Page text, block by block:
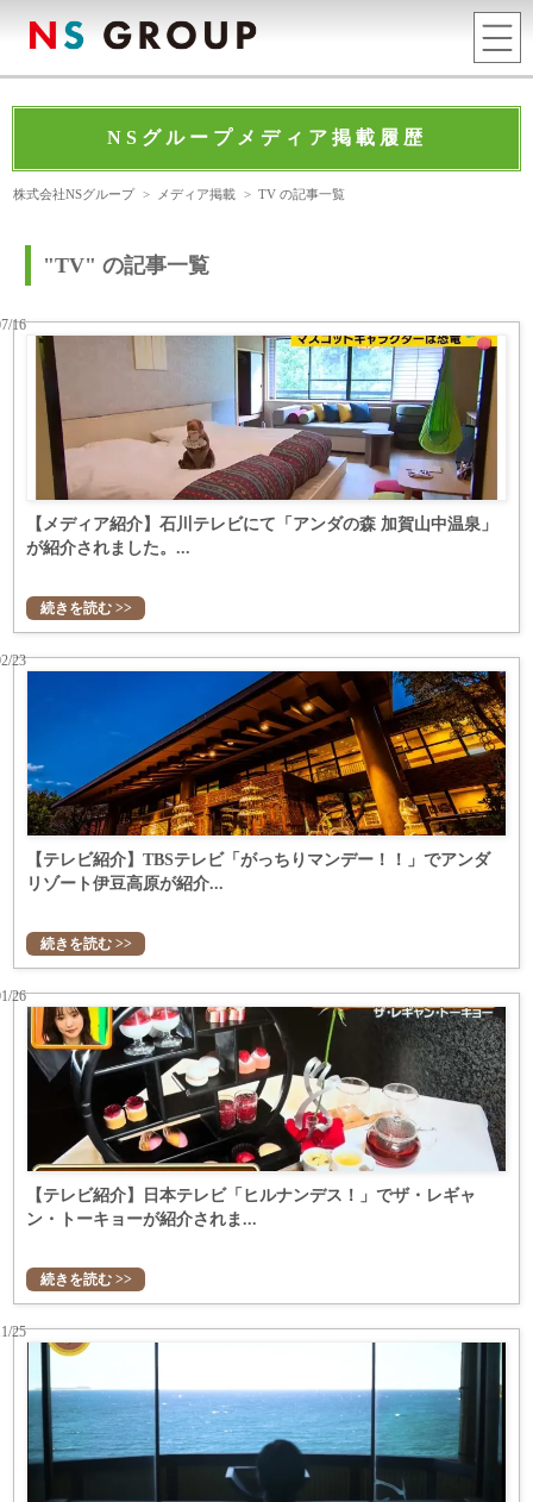
NSグループメディア掲載履歴
株式会社NSグループ > メディア掲載 >TV の記事一覧
"TV" の記事一覧
【メディア紹介】石川テレビにて「アンダの森 加賀山中温泉」
が紹介されました。...
16
続きを読む >>
【テレビ紹介】TBSテレビ「がっちりマンデー！！」でアンダ
リゾート伊豆高原が紹介...
23
続きを読む >>
【テレビ紹介】日本テレビ「ヒルナンデス！」でザ・レギャ
ン・トーキョーが紹介されま...
26
続きを読む >>
25